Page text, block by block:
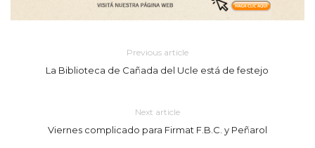
Previous article
La Biblioteca de Cañada del Ucle está de festejo
Next article
Viernes complicado para Firmat F.B.C. y Peñarol